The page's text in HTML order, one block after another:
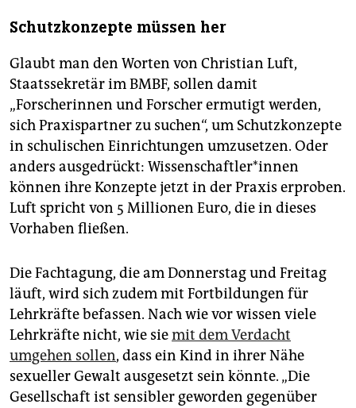
Schutzkonzepte müssen her
Glaubt man den Worten von Christian Luft,
Staatssekretär im BMBF, sollen damit
„Forscherinnen und Forscher ermutigt werden,
sich Praxispartner zu suchen“, um Schutzkonzepte
in schulischen Einrichtungen umzusetzen. Oder
anders ausgedrückt: Wissenschaftler*innen
können ihre Konzepte jetzt in der Praxis erproben.
Luft spricht von 5 Millionen Euro, die in dieses
Vorhaben fließen.
Die Fachtagung, die am Donnerstag und Freitag
läuft, wird sich zudem mit Fortbildungen für
Lehrkräfte befassen. Nach wie vor wissen viele
Lehrkräfte nicht, wie siemit dem Verdacht
umgehen sollen, dass ein Kind in ihrer Nähe
sexueller Gewalt ausgesetzt sein könnte. „Die
Gesellschaft ist sensibler geworden gegenüber